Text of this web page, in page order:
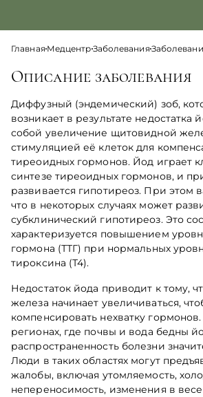
ГлавнаяМедцентрЗаболевания
Описание заболевания
Диффузный (эндемический) зоб,
возникает в результате недостатка
собой увеличение щитовидной
стимуляцией её клеток для
тиреоидных гормонов. Йод играет
синтезе тиреоидных гормонов, и
развивается гипотиреоз. При этом
что в некоторых случаях может
субклинический гипотиреоз. Это
характеризуется повышением
гормона (ТТГ) при нормальных
тироксина (Т4).
Недостаток йода приводит к тому,
железа начинает увеличиваться,
компенсировать нехватку
регионах, где почвы и вода бедны
распространенность болезни
Люди в таких областях могут
жалобы, включая утомляемость,
непереносимость, изменения в